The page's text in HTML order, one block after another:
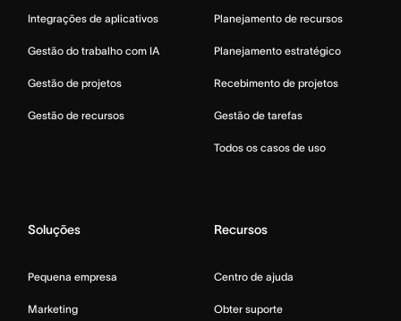
Integrações de aplicativos
Gestão do trabalho com IA
Gestão de projetos
Gestão de recursos
Planejamento de recursos
Planejamento estratégico
Recebimento de projetos
Gestão de tarefas
Todos os casos de uso
Soluções
Pequena empresa
Marketing
Recursos
Centro de ajuda
Obter suporte